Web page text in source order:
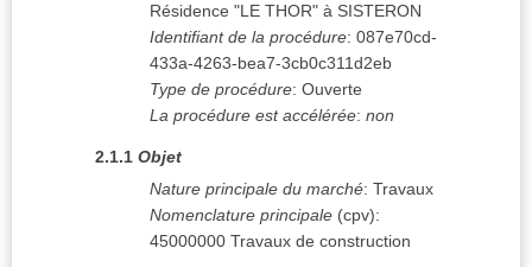
Résidence "LE THOR" à SISTERON
Identifiant de la procédure: 087e70cd-
433a-4263-bea7-3cb0c311d2eb
Type de procédure: Ouverte
La procédure est accélérée: non
2.1.1 Objet
Nature principale du marché: Travaux
Nomenclature principale (cpv):
45000000 Travaux de construction